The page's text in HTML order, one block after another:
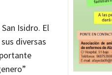
Isidro. El
diversas